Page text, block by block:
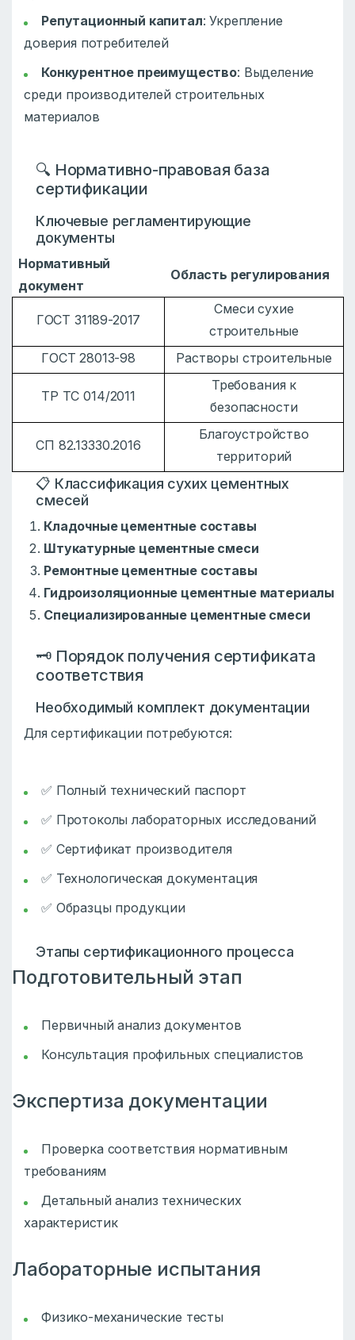
Репутационный капитал: Укрепление
доверия потребителей
Конкурентное преимущество: Выделение
среди производителей строительных
материалов
🔍 Нормативно-правовая база
сертификации
Ключевые регламентирующие
документы
Нормативный
документ
Область регулирования
ГОСТ 31189-2017
Смеси сухие
строительные
ГОСТ 28013-98
Растворы строительные
ТР ТС 014/2011
Требования к
безопасности
СП 82.13330.2016
Благоустройство
территорий
📋 Классификация сухих цементных
смесей
Кладочные цементные составы
Штукатурные цементные смеси
Ремонтные цементные составы
Гидроизоляционные цементные материалы
Специализированные цементные смеси
🗝️ Порядок получения сертификата
соответствия
Необходимый комплект документации
Для сертификации потребуются:
✅ Полный технический паспорт
✅ Протоколы лабораторных исследований
✅ Сертификат производителя
✅ Технологическая документация
✅ Образцы продукции
Этапы сертификационного процесса
Подготовительный этап
Первичный анализ документов
Консультация профильных специалистов
Экспертиза документации
Проверка соответствия нормативным
требованиям
Детальный анализ технических
характеристик
Лабораторные испытания
Физико-механические тесты